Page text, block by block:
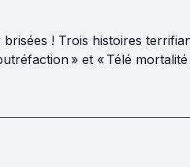
! Trois histoires
» et « Télé mortalité